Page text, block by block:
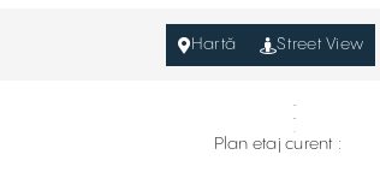
Hartă Street View
Plan etaj curent :